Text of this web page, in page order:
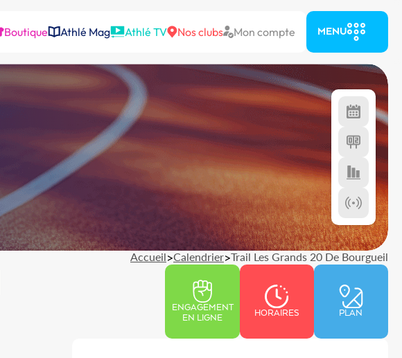
Boutique Athlé Mag Athlé TV Nos clubs Mon compte MENU
Accueil>Calendrier>Trail Les Grands 20 De Bourgueil
ENGAGEMENT
EN LIGNE
HORAIRES PLAN